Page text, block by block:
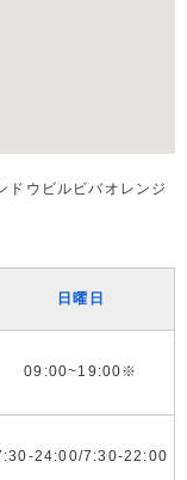
ウビルビバオレンジ
日曜日
09:00~19:00※
24:00/7:30-22:00